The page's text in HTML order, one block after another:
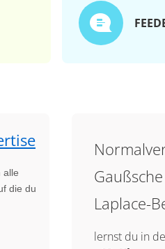
alle
die du
Laplace-
lernst du in